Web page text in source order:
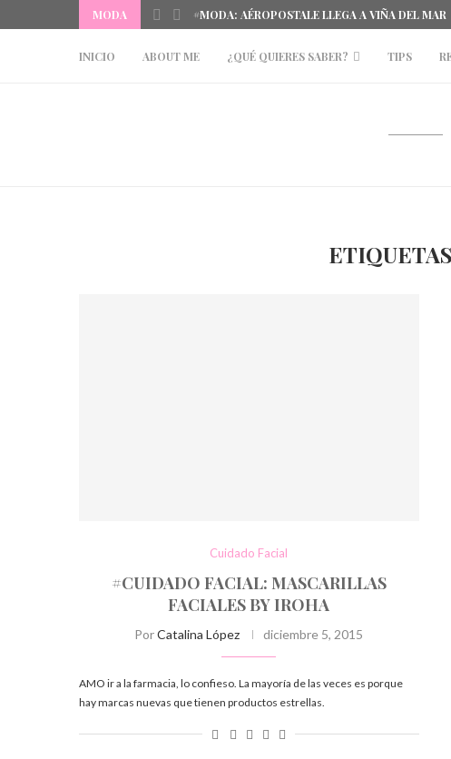
MODA #MODA: AÉROPOSTALE LLEGA A VIÑA DEL MAR
INICIO ABOUT ME ¿QUÉ QUIERES SABER? TIPS
Cuidado Facial
#CUIDADO FACIAL: MASCARILLAS
FACIALES BY IROHA
PorCatalina López diciembre 5, 2015
AMO ir a la farmacia, lo confieso. La mayoría de las veces es porque
hay marcas nuevas que tienen productos estrellas.